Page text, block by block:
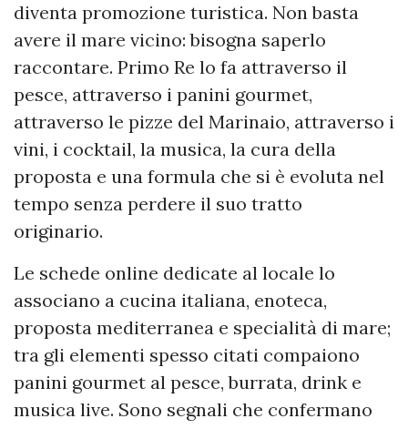
diventa promozione turistica. Non basta
avere il mare vicino: bisogna saperlo
raccontare. Primo Re lo fa attraverso il
pesce, attraverso i panini gourmet,
attraverso le pizze del Marinaio, attraverso i
vini, i cocktail, la musica, la cura della
proposta e una formula che si è evoluta nel
tempo senza perdere il suo tratto
originario.
Le schede online dedicate al locale lo
associano a cucina italiana, enoteca,
proposta mediterranea e specialità di mare;
tra gli elementi spesso citati compaiono
panini gourmet al pesce, burrata, drink e
musica live. Sono segnali che confermano